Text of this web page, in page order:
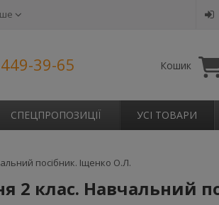
39-65 Кошик
СПЕЦПРОПОЗИЦІЇ УСІ ТОВАРИ
посібник. Іщенко О.Л.
2 клас. Навчальний